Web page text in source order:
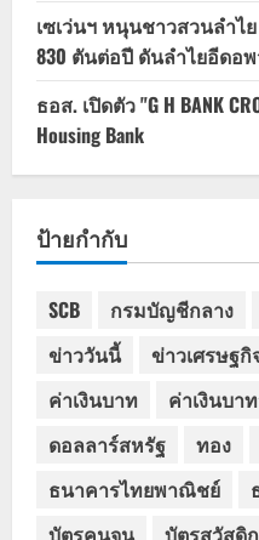
เซเว่นฯ หนุนชาวสวนลำไ
830 ตันต่อปี ดันลำไยอีดอ
ธอส. เปิดตัว "G H BANK
Housing Bank
ป้ายกำกับ
SCB กรมบัญชีกลาง
ข่าววันนี้
ข่าวเศรษฐกิ
ค่าเงินบาท
ค่าเงินบา
ดอลลาร์สหรัฐ
ทอง
ธนาคารไทยพาณิชย์
บัตรคนจน
บัตรสวัสดิ